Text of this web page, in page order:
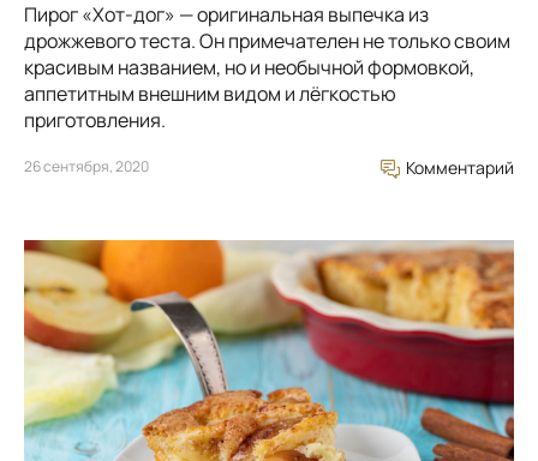
Пирог «Хот-дог» — оригинальная выпечка из
дрожжевого теста. Он примечателен не только своим
красивым названием, но и необычной формовкой,
аппетитным внешним видом и лёгкостью
приготовления.
26 сентября, 2020 Комментарий